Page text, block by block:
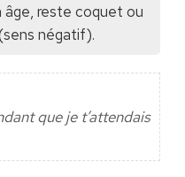
âge, reste coquet ou
négatif).
que je t’attendais